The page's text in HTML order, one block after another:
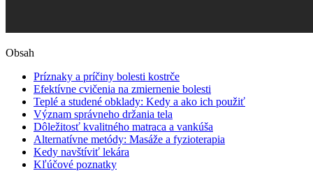
Obsah
Príznaky a príčiny bolesti kostrče
Efektívne cvičenia na zmiernenie bolesti
Teplé a studené obklady: Kedy a ako ich použiť
Význam správneho držania tela
Dôležitosť kvalitného matraca a vankúša
Alternatívne metódy: Masáže a fyzioterapia
Kedy navštíviť lekára
Kľúčové poznatky